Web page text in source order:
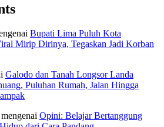
Bupati Lima Puluh Kota
Mirip Dirinya, Tegaskan Jadi Korban
Galodo dan Tanah Longsor Landa
Puluhan Rumah, Jalan Hingga
mengenai Opini: Belajar Bertanggung